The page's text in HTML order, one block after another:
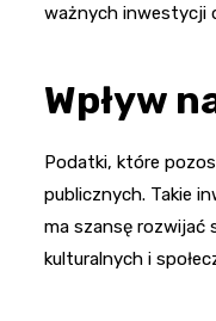
ważnych inwestycji
Wpływ
Podatki, które
publicznych. Takie
ma szansę rozwijać
kulturalnych i